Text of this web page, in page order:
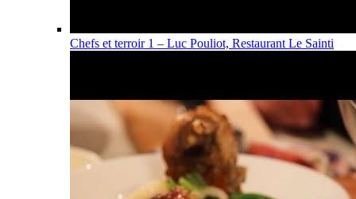
Chefs et terroir 1 – Luc Pouliot, Restaurant Le Sainti